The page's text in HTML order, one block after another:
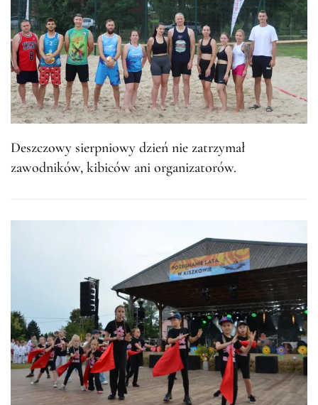
Deszczowy sierpniowy dzień nie zatrzymał
zawodników, kibiców ani organizatorów.